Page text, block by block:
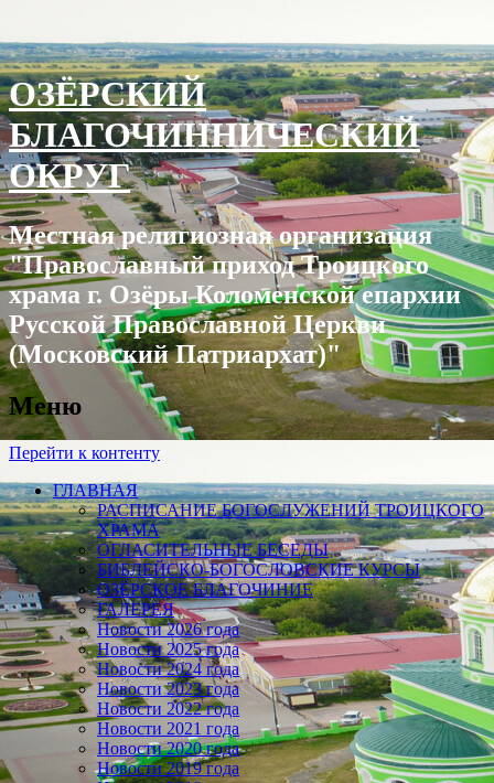
ОЗЁРСКИЙ
БЛАГОЧИННИЧЕСКИЙ
ОКРУГ
Местная религиозная организация
"Православный приход Троицкого
храма г. Озëры Коломенской епархии
Русской Православной Церкви
(Московский Патриархат)"
Меню
Перейти к контенту
ГЛАВНАЯ
РАСПИСАНИЕ БОГОСЛУЖЕНИЙ ТРОИЦКОГО
ХРАМА
ОГЛАСИТЕЛЬНЫЕ БЕСЕДЫ
БИБЛЕЙСКО-БОГОСЛОВСКИЕ КУРСЫ
ОЗЁРСКОЕ БЛАГОЧИНИЕ
ГАЛЕРЕЯ
Новости 2026 года
Новости 2025 года
Новости 2024 года
Новости 2023 года
Новости 2022 года
Новости 2021 года
Новости 2020 года
Новости 2019 года